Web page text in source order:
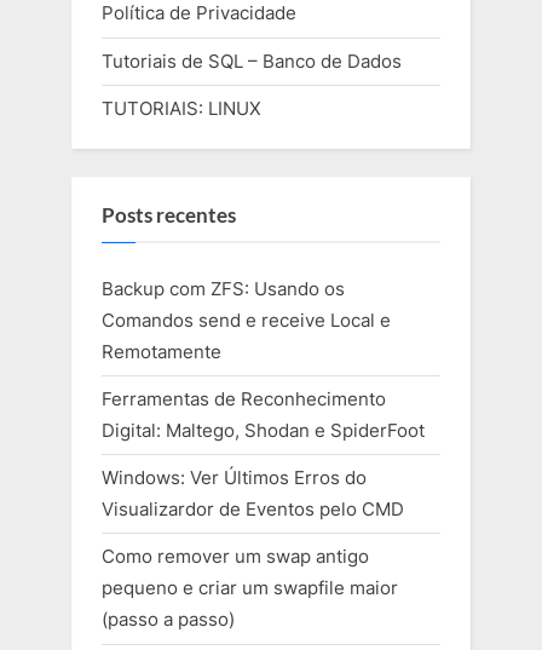
Política de Privacidade
Tutoriais de SQL – Banco de Dados
TUTORIAIS: LINUX
Posts recentes
Backup com ZFS: Usando os
Comandos send e receive Local e
Remotamente
Ferramentas de Reconhecimento
Digital: Maltego, Shodan e SpiderFoot
Windows: Ver Últimos Erros do
Visualizardor de Eventos pelo CMD
Como remover um swap antigo
pequeno e criar um swapfile maior
(passo a passo)